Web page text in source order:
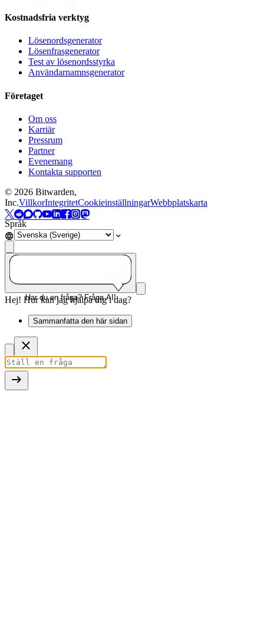
Kostnadsfria verktyg
Lösenordsgenerator
Lösenfrasgenerator
Test av lösenordsstyrka
Användarnamnsgenerator
Företaget
Om oss
Karriär
Pressrum
Partner
Evenemang
Kontakta supporten
© 2026 Bitwarden,
Inc.VillkorIntegritetCookieinställningarWebbplatskarta
Språk
Har du en fråga? Fråga AI!
Hej! Hur kan jag hjälpa dig i dag?
Sammanfatta den här sidan